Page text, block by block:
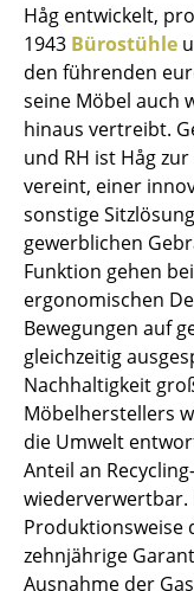
Uhren
Spiegel
Figuren &
Vasen
Tabletts
Büroutensilien
Decken
Kissen
Teppiche
Vorhänge
... alle
Håg entwickelt,
1943 Bürostühle
den führenden
seine Möbel auch
hinaus vertreibt.
und RH ist Håg
vereint, einer
sonstige
gewerblichen
Funktion gehen
ergonomischen
Bewegungen auf
gleichzeitig
Nachhaltigkeit
Möbelherstellers
die Umwelt
Anteil an
wiederverwertbar.
Produktionsweise
zehnjährige
Ausnahme der